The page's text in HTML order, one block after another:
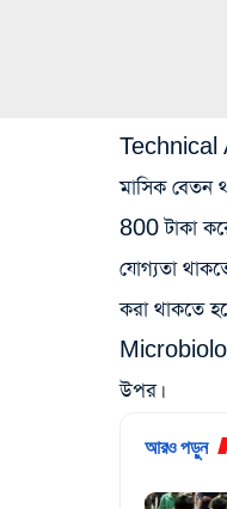
Technical
মাসিক বেতন
800 টাকা
যোগ্যতা
করা থাকতে
উপর।
আরও পড়ুন